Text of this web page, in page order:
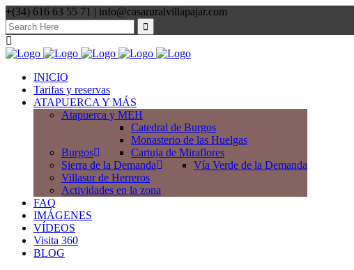
+(34) 616 63 55 71 | info@casaruralvillapajar.com
Search
for:
INICIO
Tarifas y reservas
ATAPUERCA Y MÁS
Atapuerca y MEH
Burgos
Catedral de Burgos
Monasterio de las Huelgas
Cartuja de Miraflores
Sierra de la Demanda
Vía Verde de la Demanda
Villasur de Herreros
Actividades en la zona
FAQ
IMÁGENES
VÍDEOS
Visita 360
BLOG